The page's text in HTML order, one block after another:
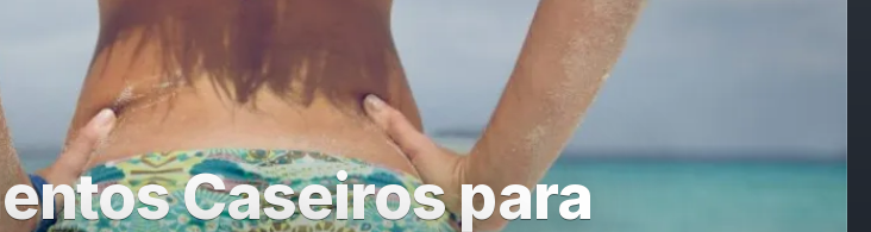
RECICLA
Caseiros para